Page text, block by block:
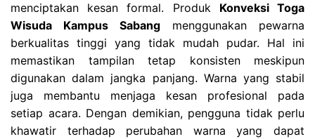
menciptakan kesan formal. Produk Konveksi Toga
Wisuda Kampus Sabang menggunakan pewarna
berkualitas tinggi yang tidak mudah pudar. Hal ini
memastikan tampilan tetap konsisten meskipun
digunakan dalam jangka panjang. Warna yang stabil
juga membantu menjaga kesan profesional pada
setiap acara. Dengan demikian, pengguna tidak perlu
khawatir terhadap perubahan warna yang dapat